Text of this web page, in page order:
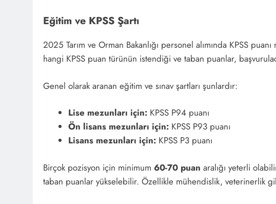
Eğitim ve KPSS Şartı
2025 Tarım ve Orman Bakanlığı personel alımında KPSS
hangi KPSS puan türünün istendiği ve taban puanlar,
Genel olarak aranan eğitim ve sınav şartları şunlardır:
Lise mezunları için:KPSS P94 puanı
Ön lisans mezunları için:KPSS P93 puanı
Lisans mezunları için:KPSS P3 puanı
Birçok pozisyon için minimum 60-70 puan aralığı yeterli
taban puanlar yükselebilir. Özellikle mühendislik, veterinerlik